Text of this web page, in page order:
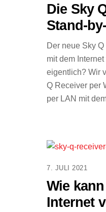
Die Sky
Stand-
Der neue Sky
mit dem
eigentlich? Wir
Q Receiver per
per LAN mit
7. JULI 2021
Wie
Internet